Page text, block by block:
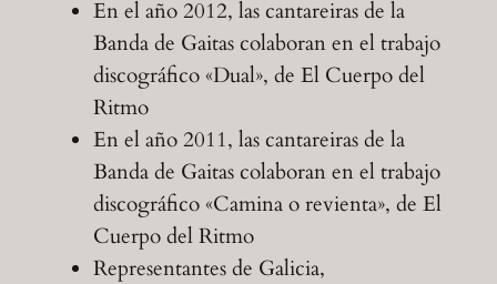
En el año 2012, las cantareiras de la
Banda de Gaitas colaboran en el trabajo
discográfico «Dual», de El Cuerpo del
Ritmo
En el año 2011, las cantareiras de la
Banda de Gaitas colaboran en el trabajo
discográfico «Camina o revienta», de El
Cuerpo del Ritmo
Representantes de Galicia,